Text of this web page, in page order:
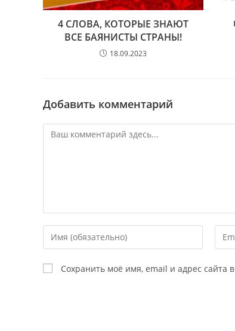
4 СЛОВА, КОТОРЫЕ ЗНАЮТ
ВСЕ БАЯНИСТЫ СТРАНЫ!
18.09.2023
Добавить комментарий
Сохранить моё имя, email и адрес сайта